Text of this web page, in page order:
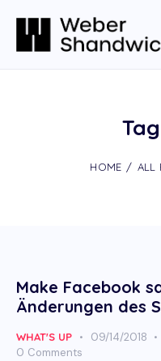
HOME ALL
Make Facebook
Änderungen des
WHAT'S UP 09/14/2018
0 Comments